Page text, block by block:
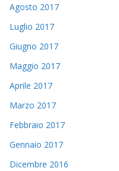
Agosto 2017
Luglio 2017
Giugno 2017
Maggio 2017
Aprile 2017
Marzo 2017
Febbraio 2017
Gennaio 2017
Dicembre 2016